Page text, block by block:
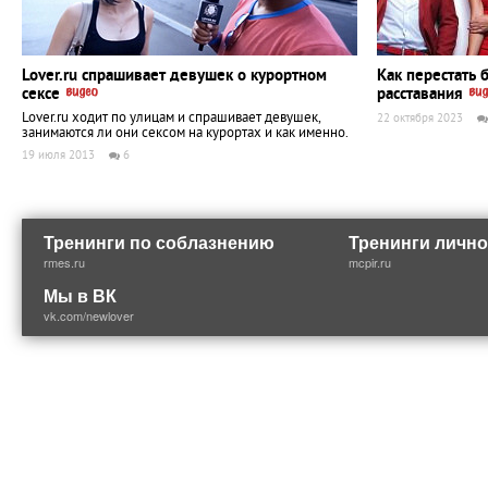
Lover.ru спрашивает девушек о курортном
сексе
Lover.ru ходит по улицам и спрашивает девушек,
занимаются ли они сексом на курортах и как именно.
19 июля 2013 6
Как
расставания
22 октября 2023
Тренинги по соблазнению
rmes.ru
Тренинги
mcpir.ru
Мы в ВК
vk.com/newlover